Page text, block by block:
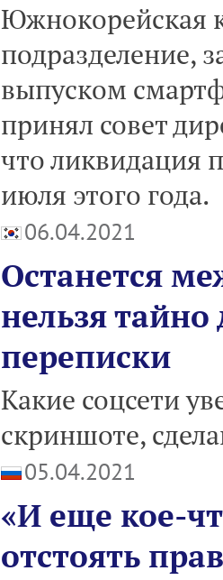
Южнокорейская
подразделение,
выпуском
принял совет
что ликвидация
июля этого года.
06.04.2021
Останется
нельзя
переписки
Какие соцсети
скриншоте,
05.04.2021
«И еще кое-
отстоять